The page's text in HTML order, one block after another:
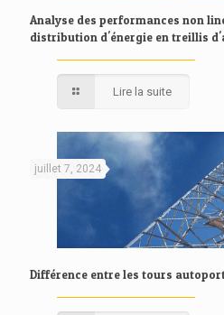
Analyse des performances non
distribution d'énergie en treillis
Lire la suite
juillet 7, 2024
Différence entre les tours